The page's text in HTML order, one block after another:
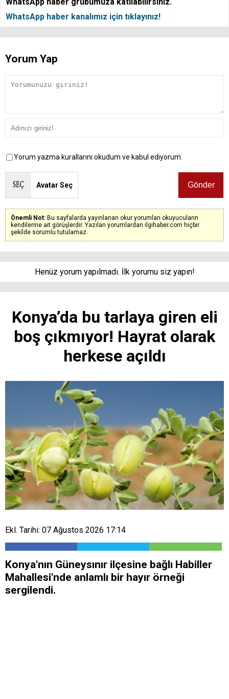
WhatsApp haber kanalımız için tıklayınız!
Yorum Yap
Yorum yazma kurallarını okudum ve kabul ediyorum.
Avatar Seç
Önemli Not: Bu sayfalarda yayınlanan okur yorumları okuyucuların
kendilerine ait görüşlerdir. Yazılan yorumlardan ilgihaber.com hiçbir
şekilde sorumlu tutulamaz.
Henüz yorum yapılmadı. İlk yorumu siz yapın!
Konya’da bu tarlaya giren eli
boş çıkmıyor! Hayrat olarak
herkese açıldı
Ekl. Tarihi: 07 Ağustos 2026 17:14
Konya'nın Güneysınır ilçesine bağlı Habiller
Mahallesi'nde anlamlı bir hayır örneği
sergilendi.